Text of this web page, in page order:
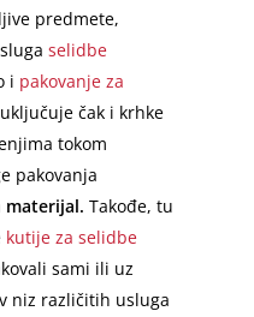
predmete,
selidbe
i pakovanje za
čak i krhke
tokom
pakovanja
materijal.Takođe, tu
kutije za selidbe
sami ili uz
niz različitih usluga